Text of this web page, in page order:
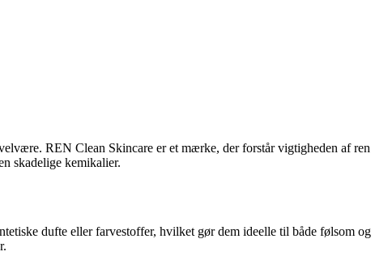
REN Clean Skincare er et mærke, der forstår vigtigheden af ren
skadelige kemikalier.
dufte eller farvestoffer, hvilket gør dem ideelle til både følsom og